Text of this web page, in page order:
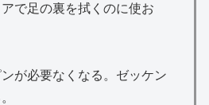
で足の裏を拭くのに使お
が必要なくなる。ゼッケン